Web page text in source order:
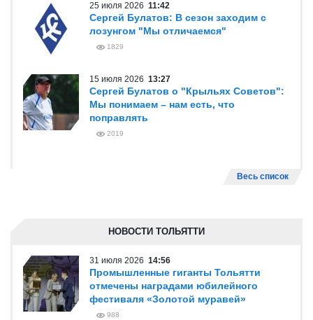
25 июля 2026 11:42
Сергей Булатов: В сезон заходим с
лозунгом "Мы отличаемся"
1829
15 июля 2026 13:27
Сергей Булатов о "Крыльях Советов":
Мы понимаем – нам есть, что
поправлять
2019
Весь список
НОВОСТИ ТОЛЬЯТТИ
31 июля 2026 14:56
Промышленные гиганты Тольятти
отмечены наградами юбилейного
фестиваля «Золотой муравей»
988